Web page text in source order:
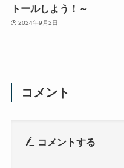
トールしよう！～
2024年9月2日
コメント
コメントする